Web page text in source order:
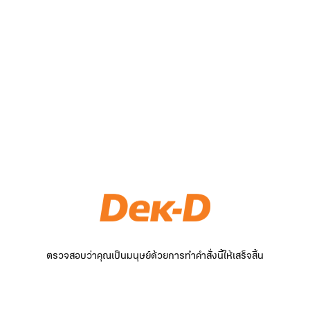
ตรวจสอบว่าคุณเป็นมนุษย์ด้วยการทำคำสั่งนี้ให้เสร็จสิ้น